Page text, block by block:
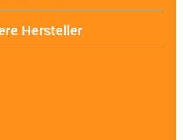
Hersteller